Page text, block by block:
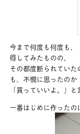
今まで何度も何度も
得してみたものの、
その都度断られてい
も、不憫に思ったのか
「買っていいよ。」
一番はじめに作ったの